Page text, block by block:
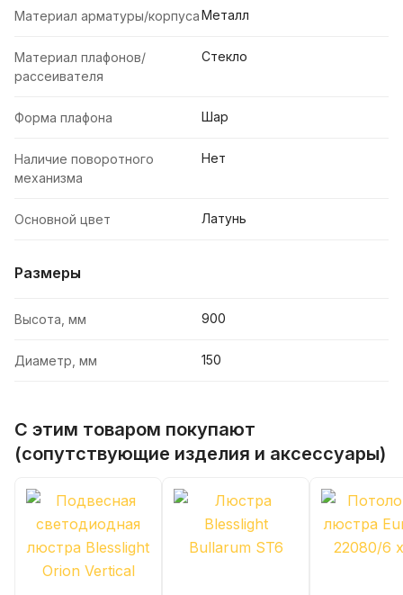
Материал арматуры/корпусаМеталл
Материал плафонов/
рассеивателя
Стекло
Форма плафона Шар
Наличие поворотного
механизма
Нет
Основной цвет Латунь
Размеры
Высота, мм 900
Диаметр, мм 150
С этим товаром покупают
(сопутствующие изделия и аксессуары)